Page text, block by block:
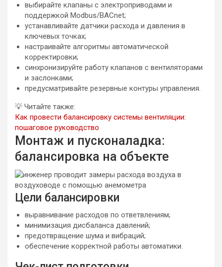
выбирайте клапаны с электроприводами и
поддержкой Modbus/BACnet;
устанавливайте датчики расхода и давления в
ключевых точках;
настраивайте алгоритмы автоматической
корректировки;
синхронизируйте работу клапанов с вентиляторами
и заслонками;
предусматривайте резервные контуры управления.
💡 Читайте также:
Как провести балансировку системы вентиляции:
пошаговое руководство
Монтаж и пусконаладка:
балансировка на объекте
Цели балансировки
выравнивание расходов по ответвлениям;
минимизация дисбаланса давлений;
предотвращение шума и вибраций;
обеспечение корректной работы автоматики.